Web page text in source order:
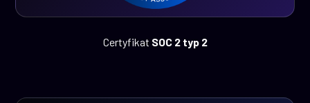
Certyfikat SOC 2 typ 2